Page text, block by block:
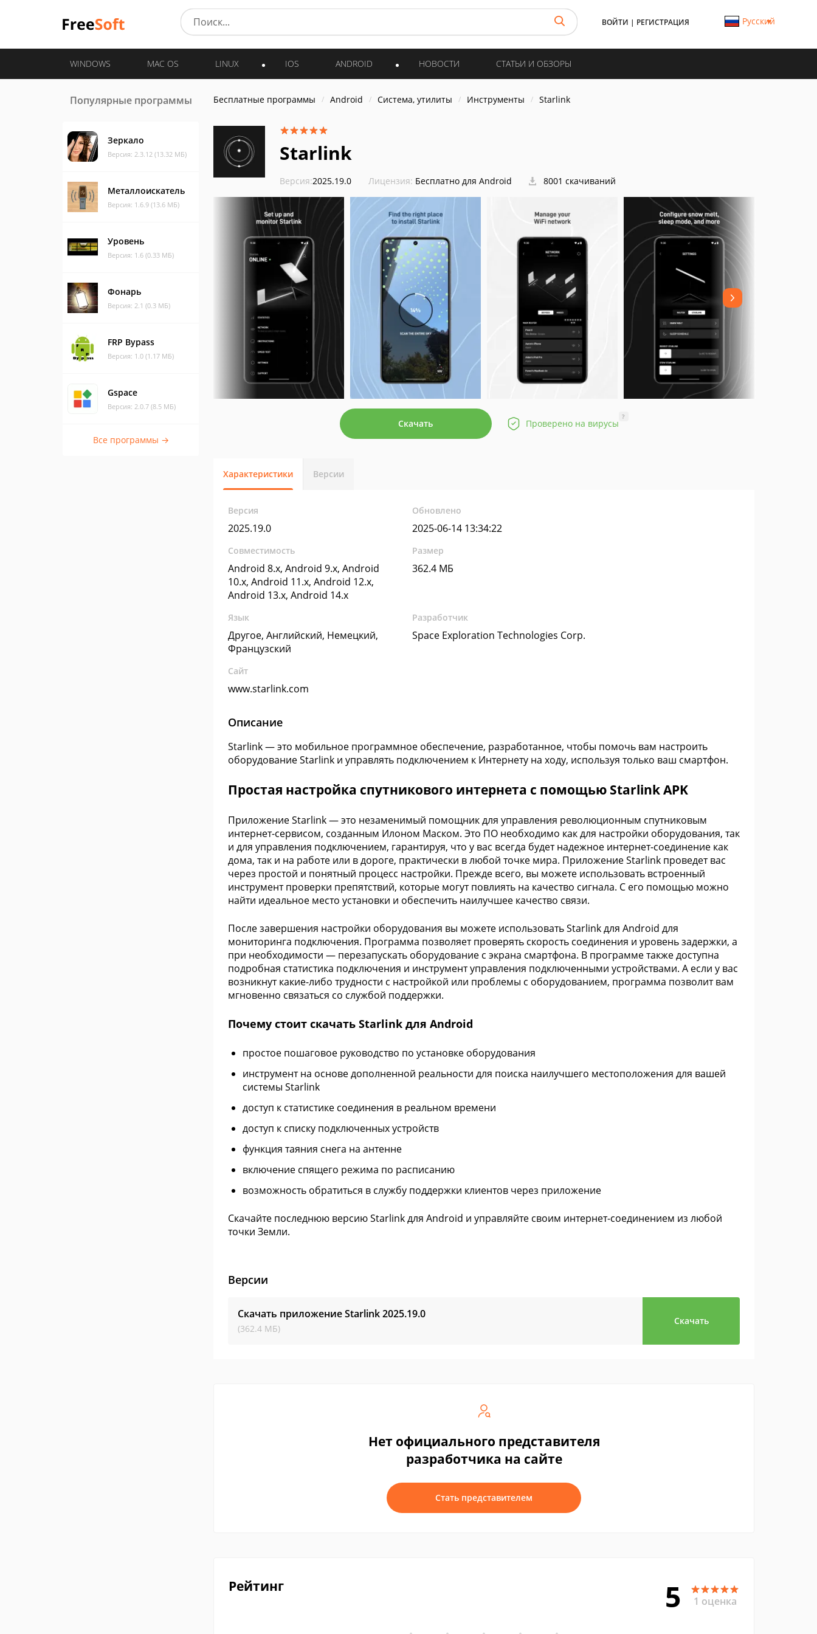
ВОЙТИ | РЕГИСТРАЦИЯ Русский
WINDOWS MAC OS LINUX IOS ANDROID НОВОСТИ СТАТЬИ И ОБЗОРЫ
Популярные программы
Зеркало
Версия: 2.3.12 (13.32 МБ)
Металлоискатель
Версия: 1.6.9 (13.6 МБ)
Уровень
Версия: 1.6 (0.33 МБ)
Фонарь
Версия: 2.1 (0.3 МБ)
FRP Bypass
Версия: 1.0 (1.17 МБ)
Gspace
Версия: 2.0.7 (8.5 МБ)
Все программы →
Бесплатные программы Android Система, утилиты Инструменты Starlink
Starlink
Версия:2025.19.0 Лицензия: Бесплатно для Android 8001 скачиваний
Скачать Проверено на вирусы
?
Характеристики Версии
Версия
2025.19.0
Обновлено
2025-06-14 13:34:22
Совместимость
Android 8.x, Android 9.x, Android
10.x, Android 11.x, Android 12.x,
Android 13.x, Android 14.x
Размер
362.4 МБ
Язык
Другое, Английский, Немецкий,
Французский
Разработчик
Space Exploration Technologies Corp.
Сайт
www.starlink.com
Описание
Starlink — это мобильное программное обеспечение, разработанное, чтобы помочь вам настроить
оборудование Starlink и управлять подключением к Интернету на ходу, используя только ваш смартфон.
Простая настройка спутникового интернета с помощью Starlink APK
Приложение Starlink — это незаменимый помощник для управления революционным спутниковым
интернет-сервисом, созданным Илоном Маском. Это ПО необходимо как для настройки оборудования, так
и для управления подключением, гарантируя, что у вас всегда будет надежное интернет-соединение как
дома, так и на работе или в дороге, практически в любой точке мира. Приложение Starlink проведет вас
через простой и понятный процесс настройки. Прежде всего, вы можете использовать встроенный
инструмент проверки препятствий, которые могут повлиять на качество сигнала. С его помощью можно
найти идеальное место установки и обеспечить наилучшее качество связи.
После завершения настройки оборудования вы можете использовать Starlink для Android для
мониторинга подключения. Программа позволяет проверять скорость соединения и уровень задержки, а
при необходимости — перезапускать оборудование с экрана смартфона. В программе также доступна
подробная статистика подключения и инструмент управления подключенными устройствами. А если у вас
возникнут какие-либо трудности с настройкой или проблемы с оборудованием, программа позволит вам
мгновенно связаться со службой поддержки.
Почему стоит скачать Starlink для Android
простое пошаговое руководство по установке оборудования
инструмент на основе дополненной реальности для поиска наилучшего местоположения для вашей
системы Starlink
доступ к статистике соединения в реальном времени
доступ к списку подключенных устройств
функция таяния снега на антенне
включение спящего режима по расписанию
возможность обратиться в службу поддержки клиентов через приложение
Скачайте последнюю версию Starlink для Android и управляйте своим интернет-соединением из любой
точки Земли.
Версии
Скачать приложение Starlink2025.19.0
(362.4 МБ)
Скачать
Нет официального представителя
разработчика на сайте
Стать представителем
Рейтинг 5 1 оценка